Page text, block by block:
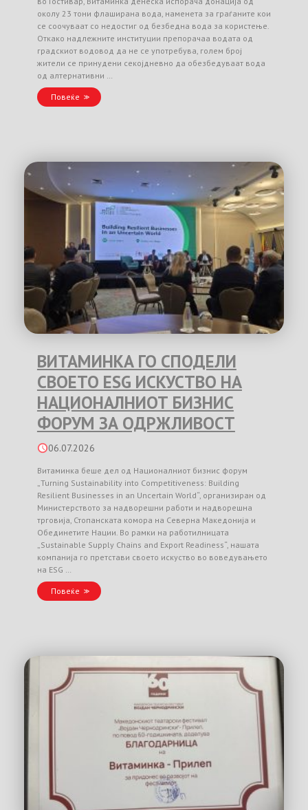
околу 23 тони флаширана вода, наменета за граѓаните кои
се соочуваат со недостиг од безбедна вода за користење.
Откако надлежните институции препорачаа водата од
градскиот водовод да не се употребува, голем број
жители се принудени секојдневно да обезбедуваат вода
од алтернативни …
Повеќе
ВИТАМИНКА ГО СПОДЕЛИ
СВОЕТО ESG ИСКУСТВО НА
НАЦИОНАЛНИОТ БИЗНИС
ФОРУМ ЗА ОДРЖЛИВОСТ
06.07.2026
Витаминка беше дел од Националниот бизнис форум
„Turning Sustainability into Competitiveness: Building
Resilient Businesses in an Uncertain World“, организиран од
Министерството за надворешни работи и надворешна
трговија, Стопанската комора на Северна Македонија и
Обединетите Нации. Во рамки на работилницата
„Sustainable Supply Chains and Export Readiness“, нашата
компанија го претстави своето искуство во воведувањето
на ESG …
Повеќе